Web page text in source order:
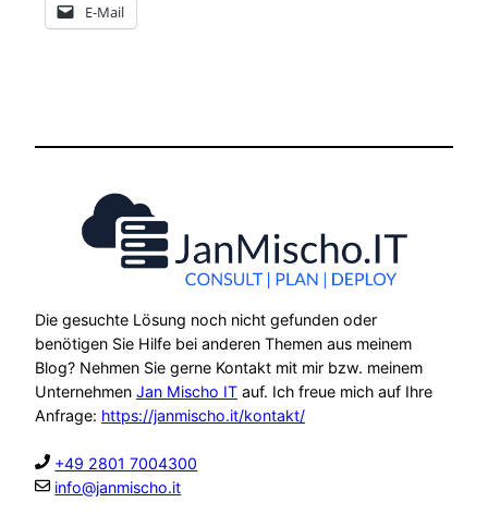
E-Mail
Die gesuchte Lösung noch nicht gefunden oder
benötigen Sie Hilfe bei anderen Themen aus meinem
Blog? Nehmen Sie gerne Kontakt mit mir bzw. meinem
Unternehmen Jan Mischo IT auf. Ich freue mich auf Ihre
Anfrage: https://janmischo.it/kontakt/
+49 2801 7004300
info@janmischo.it